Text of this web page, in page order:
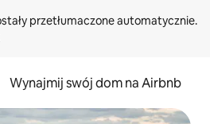
Wynajmij swój dom na Airbnb